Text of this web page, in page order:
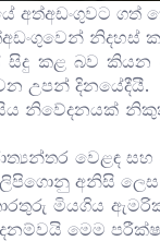
අත්අඩංගුවට
නිදහස්
සිදු කළ බව කියන
උපන් දිනයේදීයී.
නිවේදනයක්
වෙළඳ
අනිසි
මියගිය
මෙම